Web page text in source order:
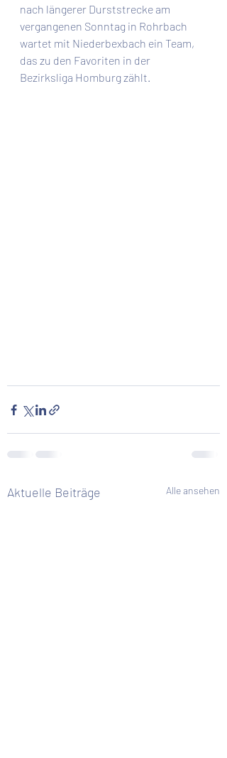
nach längerer Durststrecke am
vergangenen Sonntag in Rohrbach
wartet mit Niederbexbach ein Team,
das zu den Favoriten in der
Bezirksliga Homburg zählt.
Aktuelle Beiträge Alle ansehen